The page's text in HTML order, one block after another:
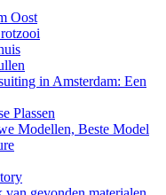
Oost
in Amsterdam: Een
Plassen
Modellen, Beste Model